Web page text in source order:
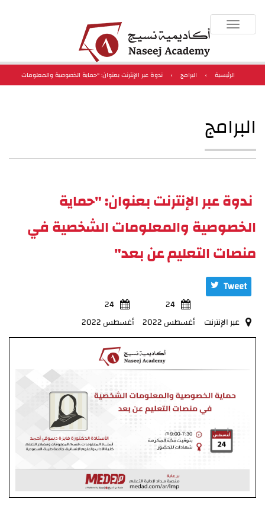
Toggle
navigation
الرئيسية › البرامج ›
ندوة عبر الإنترنت بعنوان: "حماية الخصوصية والمعلومات
البرامج
ندوة عبر الإنترنت بعنوان: "حماية
الخصوصية والمعلومات الشخصية في
منصات التعليم عن بعد"
Tweet
عبر الإنترنت
24
أغسطس 2022
24
أغسطس 2022